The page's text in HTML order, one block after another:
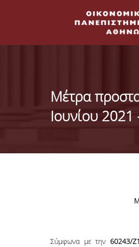
Μέτρα
Ιουνίου
Σύμφωνα με την 60243/